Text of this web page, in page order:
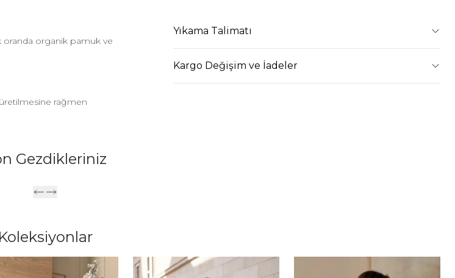
oranda organik pamuk ve
rağmen
Yıkama Talimatı
Kargo Değişim ve İadeler
Gezdikleriniz
Koleksiyonlar